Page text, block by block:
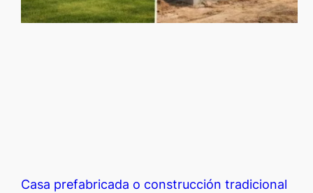
Casa prefabricada o construcción tradicional